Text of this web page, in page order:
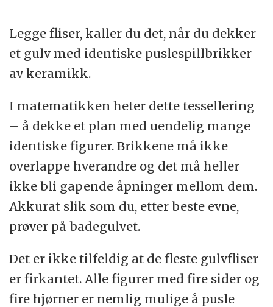
Tetragon (kvadrilateral) = firkant
Pentagon = femkant
Heptagon = sjukant
Oktogon = åttekant
Enneagon = nikant
Dekagon = tikant
Hendekagon = ellevekant
Dodekagon = tolvkant
Legge fliser, kaller du det, når du dekker
et gulv med identiske puslespillbrikker
av keramikk.
I matematikken heter dette tessellering
– å dekke et plan med uendelig mange
identiske figurer. Brikkene må ikke
overlappe hverandre og det må heller
ikke bli gapende åpninger mellom dem.
Akkurat slik som du, etter beste evne,
prøver på badegulvet.
Det er ikke tilfeldig at de fleste gulvfliser
er firkantet. Alle figurer med fire sider og
fire hjørner er nemlig mulige å pusle